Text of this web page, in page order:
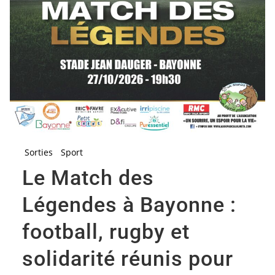
Sorties Sport
Le Match des
Légendes à Bayonne :
football, rugby et
solidarité réunis pour